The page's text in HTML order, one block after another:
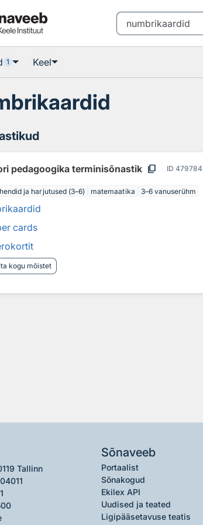
1 Keel
pedagoogika terminisõnastik content_copy ID 479784
ja harjutused (3–6) matemaatika
3–6 vanuserühm
cards
kogu mõistet
Tallinn
Sõnaveeb
Portaalist
Sõnakogud
Ekilex API
Uudised ja teated
Ligipääsetavuse teatis